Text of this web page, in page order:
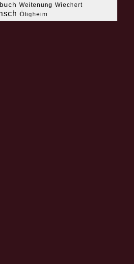
Weitenung Wiechert
Ötigheim